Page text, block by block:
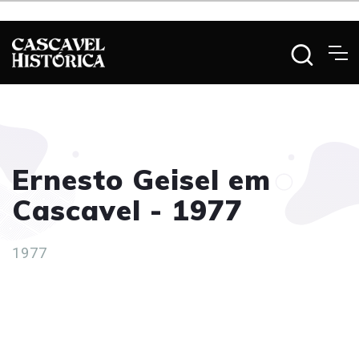
Ernesto Geisel em
Cascavel - 1977
1977